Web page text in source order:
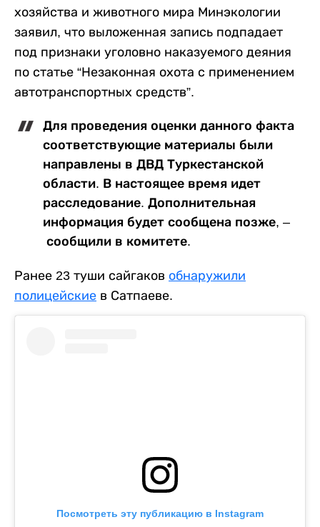
хозяйства и животного мира Минэкологии
заявил, что выложенная запись подпадает
под признаки уголовно наказуемого деяния
по статье “Незаконная охота с применением
автотранспортных средств”.
Для проведения оценки данного факта
соответствующие материалы были
направлены в ДВД Туркестанской
области. В настоящее время идет
расследование. Дополнительная
информация будет сообщена позже, –
сообщили в комитете.
Ранее 23 туши сайгаков обнаружили
полицейские в Сатпаеве.
Посмотреть эту публикацию в Instagram